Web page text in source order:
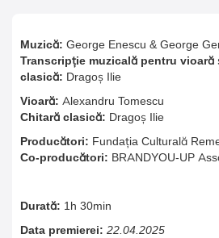
Muzică: George Enescu & George
Transcripție muzicală pentru vioară
clasică: Dragoș Ilie
Vioară: Alexandru Tomescu
Chitară clasică: Dragoș Ilie
Producători: Fundația Culturală
Co-producători: BRANDYOU-UP
Durată: 1h 30min
Data premierei: 22.04.2025